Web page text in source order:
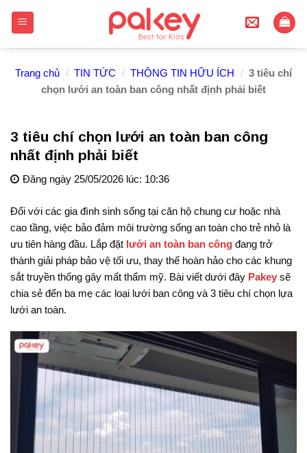
Trang chủ / TIN TỨC / THÔNG TIN HỮU ÍCH / 3 tiêu chí
chọn lưới an toàn ban công nhất định phải biết
3 tiêu chí chọn lưới an toàn ban công
nhất định phải biết
Đăng ngày 25/05/2026 lúc: 10:36
Đối với các gia đình sinh sống tại căn hộ chung cư hoặc nhà
cao tầng, việc bảo đảm môi trường sống an toàn cho trẻ nhỏ là
ưu tiên hàng đầu. Lắp đặt lưới an toàn ban công đang trở
thành giải pháp bảo vệ tối ưu, thay thế hoàn hảo cho các khung
sắt truyền thống gây mất thẩm mỹ. Bài viết dưới đây Pakey sẽ
chia sẻ đến ba mẹ các loại lưới ban công và 3 tiêu chí chọn lựa
lưới an toàn.